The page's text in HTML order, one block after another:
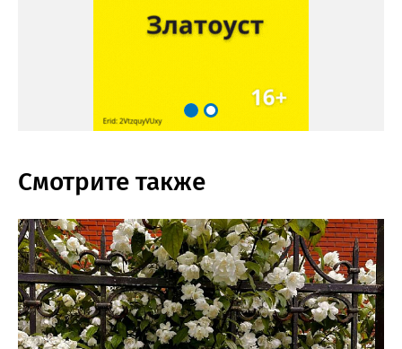
Смотрите также